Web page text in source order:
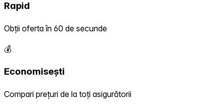
Rapid
Obții oferta în 60 de secunde
💰
Economisești
Compari prețuri de la toți asigurătorii